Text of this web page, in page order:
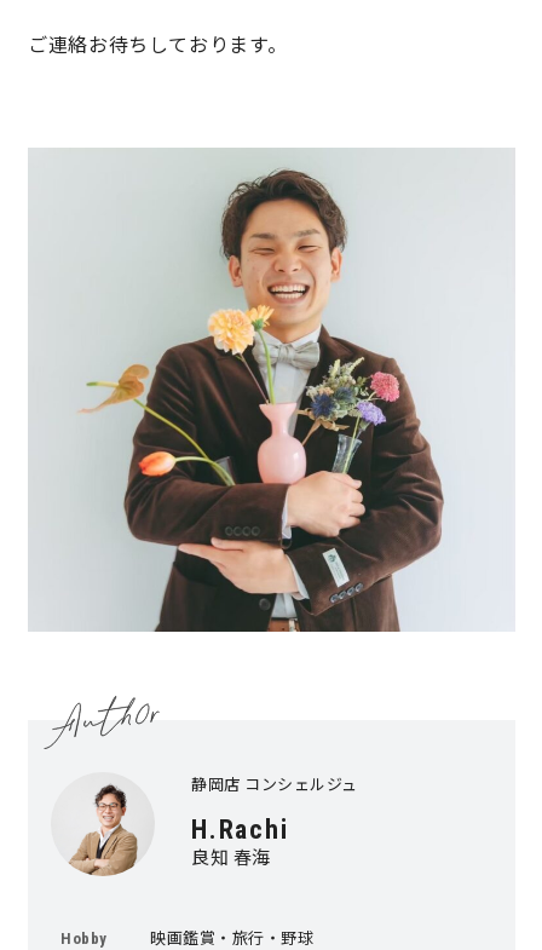
ご連絡お待ちしております。
静岡店 コンシェルジュ
H.Rachi
良知 春海
Hobby 映画鑑賞・旅行・野球